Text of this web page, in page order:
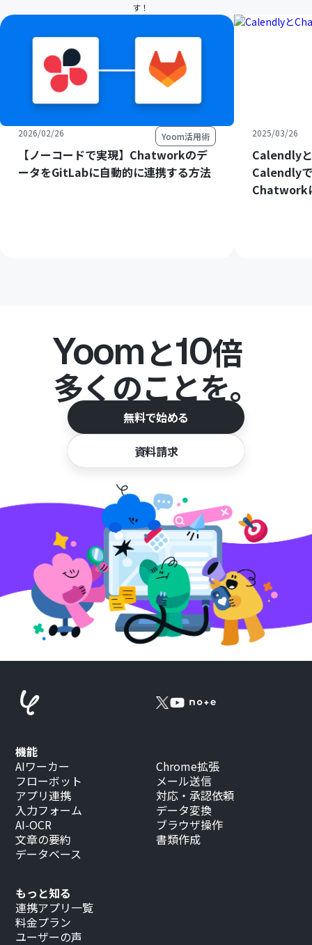
す！
2026/02/26 Yoom活用術
【ノーコードで実現】Chatworkのデ
ータをGitLabに自動的に連携する方法
2025/03/26
Calendly
Calendly
Chatwork
Yoomと10倍
多くのことを。
無料で始める
資料請求
もっと知る
連携アプリ一覧
料金プラン
ユーザーの声
機能
AIワーカー
フローボット
アプリ連携
入力フォーム
AI-OCR
文章の要約
データベース
Chrome拡張
メール送信
対応・承認依頼
データ変換
ブラウザ操作
書類作成